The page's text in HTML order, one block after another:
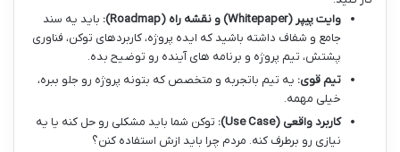
وایت پیپر (Whitepaper) و نقشه راه (Roadmap):
باید یه سند
جامع و شفاف داشته باشید که ایده پروژه، کاربردهای توکن، فناوری
پشتش، تیم پروژه و برنامه های آینده رو توضیح بده.
تیم قوی: یه تیم باتجربه و متخصص که بتونه پروژه رو جلو ببره،
خیلی مهمه.
کاربرد واقعی (Use Case):
توکن شما باید مشکلی رو حل کنه یا یه
نیازی رو برطرف کنه. مردم چرا باید ازش استفاده کنن؟